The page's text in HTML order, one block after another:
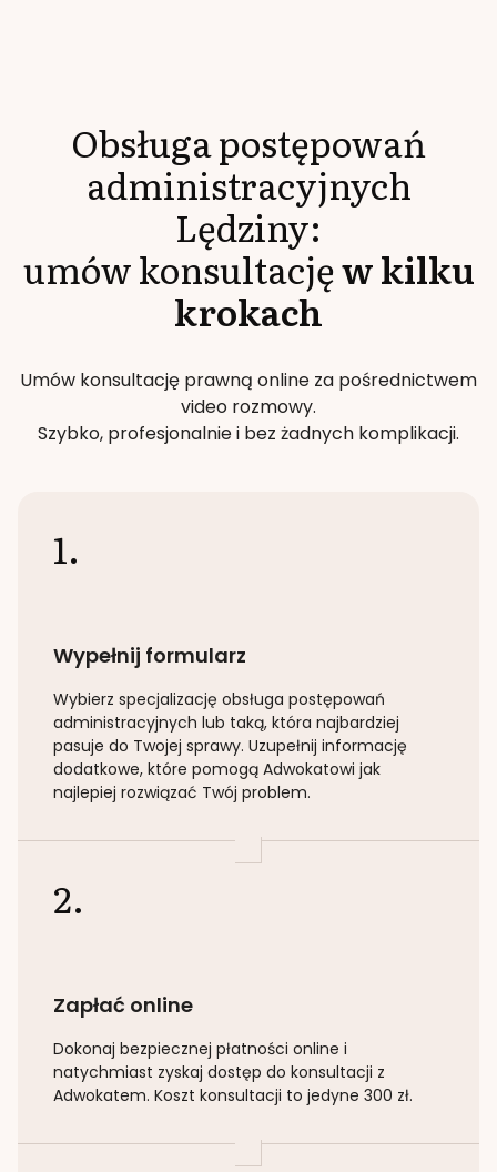
Obsługa postępowań
administracyjnych
Lędziny:
umów konsultacjęw kilku
krokach
Umów konsultację prawną online za pośrednictwem
video rozmowy.
Szybko, profesjonalnie i bez żadnych komplikacji.
1.
Wypełnij formularz
Wybierz specjalizację obsługa postępowań
administracyjnych lub taką, która najbardziej
pasuje do Twojej sprawy. Uzupełnij informację
dodatkowe, które pomogą Adwokatowi jak
najlepiej rozwiązać Twój problem.
2.
Zapłać online
Dokonaj bezpiecznej płatności online i
natychmiast zyskaj dostęp do konsultacji z
Adwokatem. Koszt konsultacji to jedyne 300 zł.